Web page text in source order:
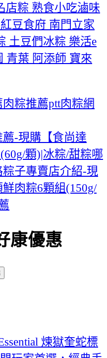
店粽 熟食小吃滷味
豆食府 南門立家
土豆們冰粽 樂活e
青葉 阿添師 寶來
肉粽推薦ptt肉粽網
-現購【食尚達
顆)|冰粽/甜粽哪
粽子專賣店介紹-現
肉粽6顆組(150g/
康優惠
煉獄奎蛇標